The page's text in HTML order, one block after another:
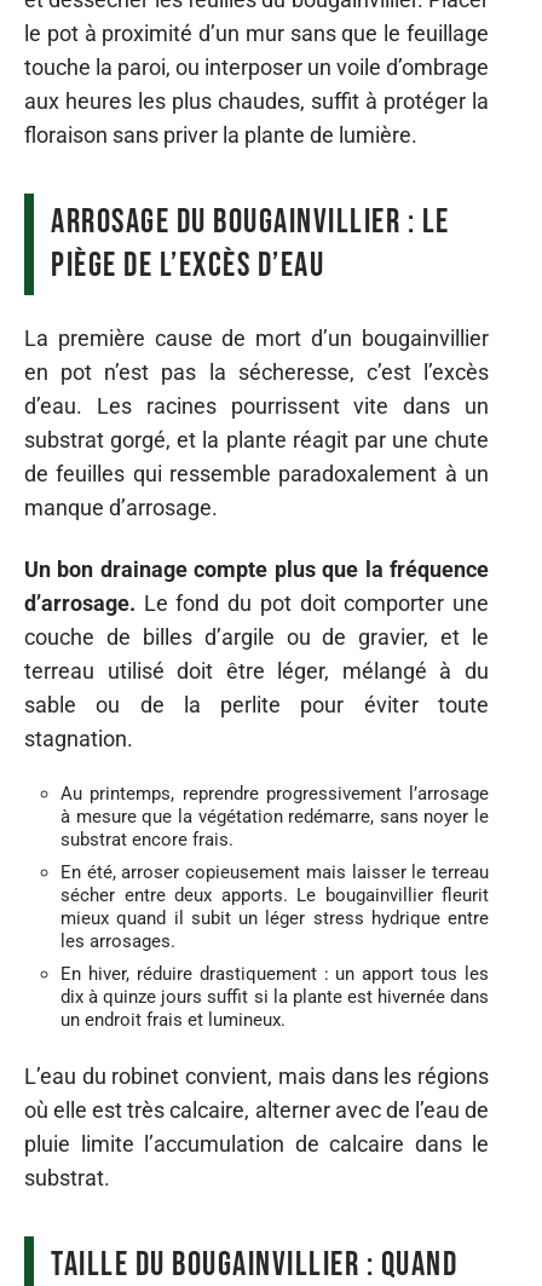
le pot à proximité d’un mur sans que le feuillage
touche la paroi, ou interposer un voile d’ombrage
aux heures les plus chaudes, suffit à protéger la
floraison sans priver la plante de lumière.
Arrosage du bougainvillier : le
piège de l’excès d’eau
La première cause de mort d’un bougainvillier
en pot n’est pas la sécheresse, c’est l’excès
d’eau. Les racines pourrissent vite dans un
substrat gorgé, et la plante réagit par une chute
de feuilles qui ressemble paradoxalement à un
manque d’arrosage.
Un bon drainage compte plus que la fréquence
d’arrosage. Le fond du pot doit comporter une
couche de billes d’argile ou de gravier, et le
terreau utilisé doit être léger, mélangé à du
sable ou de la perlite pour éviter toute
stagnation.
Au printemps, reprendre progressivement l’arrosage
à mesure que la végétation redémarre, sans noyer le
substrat encore frais.
En été, arroser copieusement mais laisser le terreau
sécher entre deux apports. Le bougainvillier fleurit
mieux quand il subit un léger stress hydrique entre
les arrosages.
En hiver, réduire drastiquement : un apport tous les
dix à quinze jours suffit si la plante est hivernée dans
un endroit frais et lumineux.
L’eau du robinet convient, mais dans les régions
où elle est très calcaire, alterner avec de l’eau de
pluie limite l’accumulation de calcaire dans le
substrat.
Taille du bougainvillier : quand